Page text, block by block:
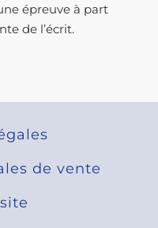
épreuve à part
de l’écrit.
de vente